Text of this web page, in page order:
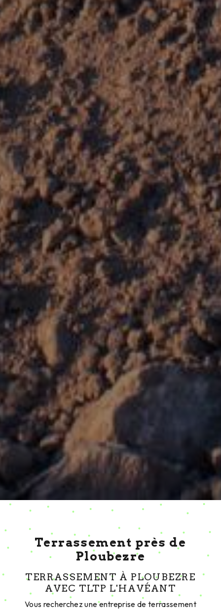
Terrassement près de
Ploubezre
TERRASSEMENT À PLOUBEZRE
AVEC TLTP L'HAVÉANT
Vous recherchez une entreprise de terrassement